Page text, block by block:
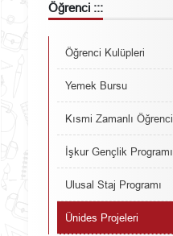
Öğrenci :::
Öğrenci Kulüpleri
Yemek Bursu
Kısmi Zamanlı Öğrenci
İşkur Gençlik Programı
Ulusal Staj Programı
Ünides Projeleri